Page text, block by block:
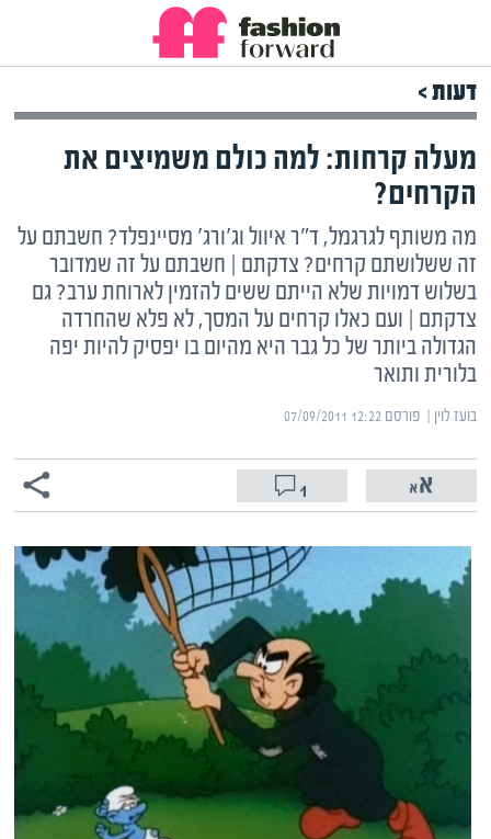
דעות >
מעלה קרחות: למה כולם משמיצים את
הקרחים?
מה משותף לגרגמל, ד"ר איוול וג'ורג' מסיינפלד? חשבתם על
זה ששלושתם קרחים? צדקתם | חשבתם על זה שמדובר
בשלוש דמויות שלא הייתם ששים להזמין לארוחת ערב? גם
צדקתם | ועם כאלו קרחים על המסך, לא פלא שהחרדה
הגדולה ביותר של כל גבר היא מהיום בו יפסיק להיות יפה
בלורית ותואר
בועז לוין | ‏פורסם ‎07/09/2011 12:22
1